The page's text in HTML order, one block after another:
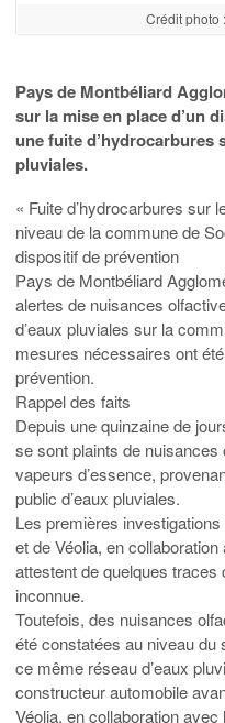
Crédit photo
Pays de Montbéliard
sur la mise en place d’un
une fuite d’hydrocarbures
pluviales.
« Fuite d’hydrocarbures sur
niveau de la commune de
dispositif de prévention
Pays de Montbéliard
alertes de nuisances
d’eaux pluviales sur la
mesures nécessaires ont
prévention.
Rappel des faits
Depuis une quinzaine de
se sont plaints de
vapeurs d’essence,
public d’eaux pluviales.
Les premières
et de Véolia, en
attestent de quelques traces
inconnue.
Toutefois, des nuisances
été constatées au niveau du
ce même réseau d’eaux
constructeur automobile
Véolia, en collaboration